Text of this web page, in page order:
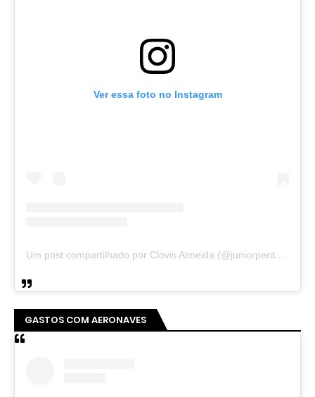
Ver essa foto no Instagram
Um post compartilhado por Clovis Almeida (@juniorpentecoste01)
GASTOS COM AERONAVES